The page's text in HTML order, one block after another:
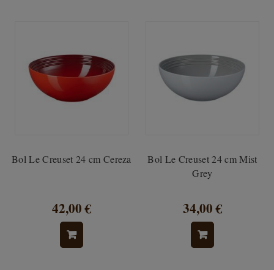
Bol Le Creuset 24 cm Cereza
42,00 €
Bol Le Creuset 24 cm Mist
Grey
34,00 €